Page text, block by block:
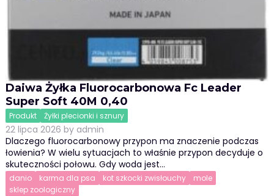
Daiwa Żyłka Fluorocarbonowa Fc Leader
Super Soft 40M 0,40
Produkt Żyłki plecionki i sznury
22 lipca 2026 by admin
Dlaczego fluorocarbonowy przypon ma znaczenie podczas
łowienia? W wielu sytuacjach to właśnie przypon decyduje o
skuteczności połowu. Gdy woda jest…
danio karma dla psa kot szkocki zwisłouchy
mole
sklep zoologiczny